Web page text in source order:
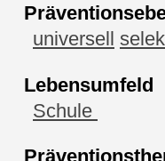
universell
Lebensumfeld
Schule